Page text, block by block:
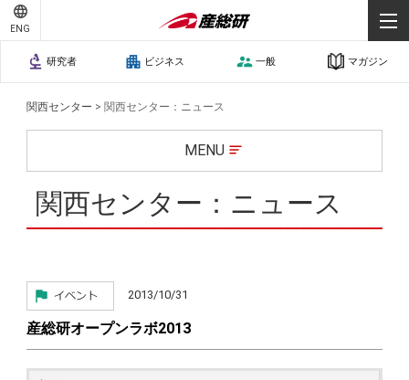
ENG
研究者 ビジネス 一般 マガジン
プライバシーポリシー 個人情報保護
関西センター > 関西センター：ニュース
MENU
関西センター：ニュース
2013/10/31
産総研オープンラボ2013